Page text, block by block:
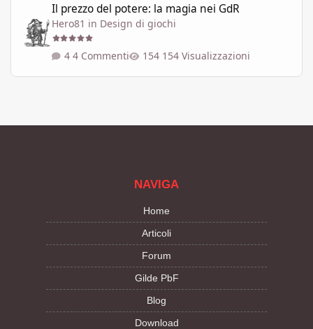
Il prezzo del potere: la magia nei GdR
Hero81 in Design di giochi
4 Commenti 154 Visualizzazioni
NAVIGA
Home
Articoli
Forum
Gilde PbF
Blog
Download